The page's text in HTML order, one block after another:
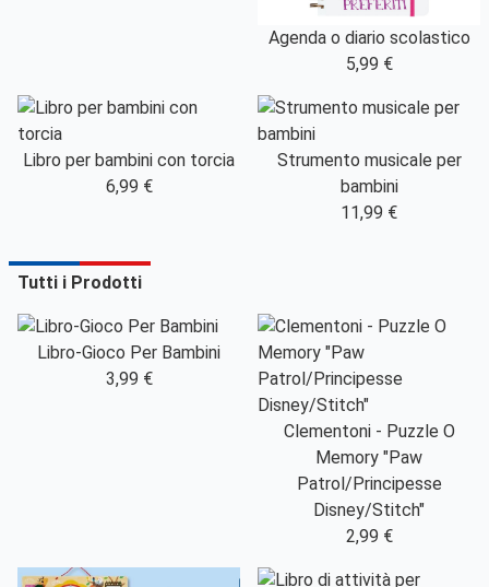
Agenda o diario scolastico
5,99 €
Libro per bambini con torcia
6,99 €
Strumento musicale per
bambini
11,99 €
Tutti i Prodotti
Libro-Gioco Per Bambini
3,99 €
Clementoni - Puzzle O
Memory "Paw
Patrol/Principesse
Disney/Stitch"
2,99 €